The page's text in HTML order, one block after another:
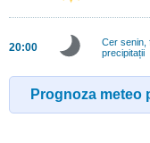
20:00
Cer senin,
precipitații
Prognoza meteo